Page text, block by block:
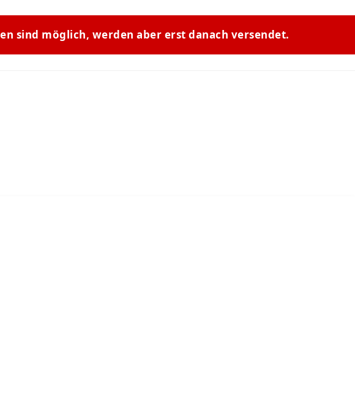
sind möglich, werden aber erst danach versendet.